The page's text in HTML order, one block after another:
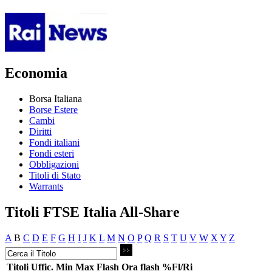
Economia
Borsa Italiana
Borse Estere
Cambi
Diritti
Fondi italiani
Fondi esteri
Obbligazioni
Titoli di Stato
Warrants
Titoli FTSE Italia All-Share
A B C D E F G H I J K L M N O P Q R S T U V W X Y Z
Titoli Uffic. Min Max Flash Ora flash %Fl/Ri